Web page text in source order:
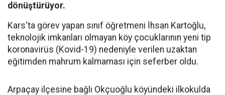
dönüştürüyor.
Kars'ta görev yapan sınıf öğretmeni İhsan Kartoğlu,
teknolojik imkanları olmayan köy çocuklarının yeni tip
koronavirüs (Kovid-19) nedeniyle verilen uzaktan
eğitimden mahrum kalmaması için seferber oldu.
Arpaçay ilçesine bağlı Okçuoğlu köyündeki ilkokulda